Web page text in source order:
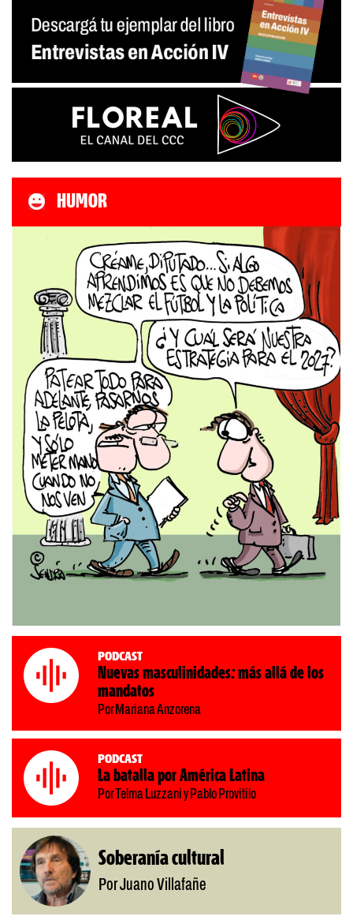
HUMOR
Podcast
Nuevas masculinidades: más allá de los
mandatos
Por Mariana Anzorena
Podcast
La batalla por América Latina
Por Telma Luzzani y Pablo Provitilo
Soberanía cultural
Por Juano Villafañe